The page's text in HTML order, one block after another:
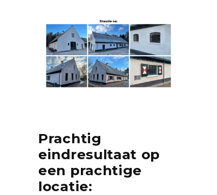
Prachtig
eindresultaat op
een prachtige
locatie: